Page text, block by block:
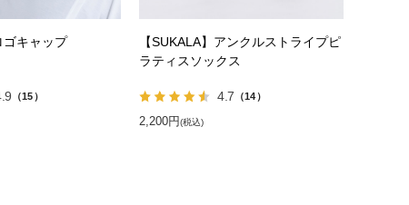
ゴキャップ
（15）
【SUKALA】アンクルストライプピ
ラティスソックス
4.7 （14）
2,200円(税込)